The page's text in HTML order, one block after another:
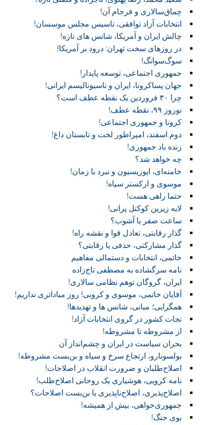
چماق‌سالاری و فرجام آن!‏
انتخابات آزاد توافقی، تاسیس مجلس موسسان!‏
چالش ایران و آمریکا، شانس های تازه!
در روز‌های سخت تهران: درود بر آمریکا!
سوگ‌‌سوانگ!‏
جمهوری اجتماعی، توسعه پایدار!
جهان پساکرونا، ایران و ناسیونالیسم ایرانی!
چرا ۳۰ فروردین یک نقطه عطف است؟
نوروز ۹۹، نقطه عطف!‏
کرونا و جمهوری اجتماعی!‏
دوم اسفند، امپراطور لخت و تابستان داغ!
زنده باد جمهوری!
چه خواهد شد؟
خامنه‌ای، اپوزیسیون و نبرد با زمان!
موسوی و ارکستر سیاه!
حتما راهی هست!
لایه زیرین کوکتل پرانی!
ساعت صفر یا آشوب؟
گذار رقابتی، تعادل قوا و نقشه راه!‏
گذار مشارکتی، حذفی یا رقابتی؟
خاتمی، انتخابات و دستمالی مفاهیم
نامه سرگشاده به مصطفی تاج‌زاده
ایران، گروگان توهم نظامی سالاری!
آقایان خاتمی، موسوی و کروبی! روز مباداتری نداریم!‏
همگرایی؛ مبانی، شانس ها و تهدیدها!
نجات کشور در گروی انتخابات آزاد!
از مشروطه تا مشروطه!
بحران سیاست در ایران و چشم‌انداز آن
بولسونارو، ارتجاع سرخ و سیاه و بن‌بست مشروطه!
اصلاح‌طلبان و ضرورت انقلاب در اصلاحات!
نامه کروبی، هوشیاری یک روحانی اصلاح‌طلب!
اصلاح‌پذیری، اصلاح‌ناپذیری یا بن‌بست اصلاحات؟
جمهوری‌خواهی، بیش از همیشه!
بوی جنگ!